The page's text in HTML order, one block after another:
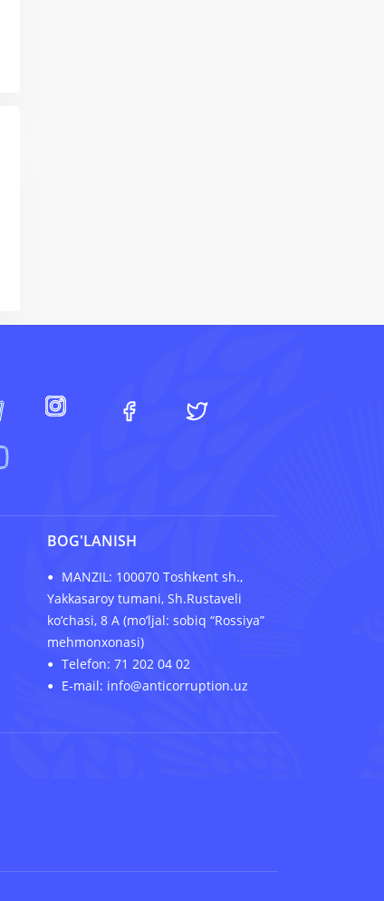
BOG'LANISH
MANZIL: 100070 Toshkent sh.,
Yakkasaroy tumani, Sh.Rustaveli
ko‘chasi, 8 A (mo‘ljal: sobiq “Rossiya”
mehmonxonasi)
Telefon: 71 202 04 02
E-mail: info@anticorruption.uz